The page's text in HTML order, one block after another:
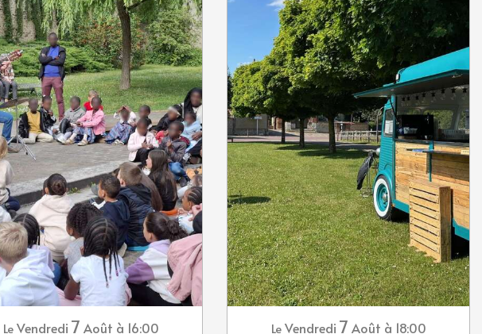
LeVendredi 7 Août à 16:00 Le Vendredi 7 Août à 18:00